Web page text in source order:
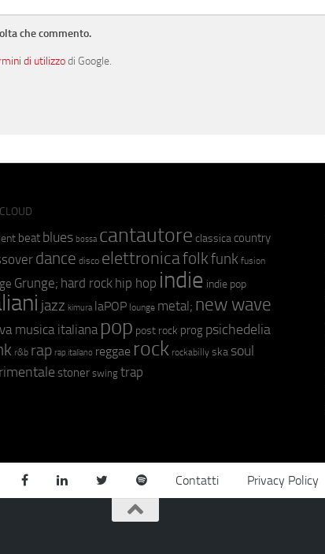
che commento.
di utilizzodi Google.
beat blues bossa cantautore classica country
dance disco elettronicafolkfunk fusion
Grunge; hard rock hip hop indie indie pop
jazz kimura laPOP lounge metal; new wave
musica italiana pop post rock prog psichedelia
r&b rap rap italiano reggae rock rockabilly ska soul
stoner swing trap
Contatti Privacy Policy